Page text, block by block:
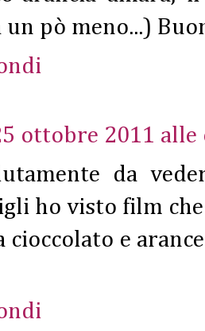
un pò meno...)
ottobre 2011 alle
da
ho visto film
cioccolato e